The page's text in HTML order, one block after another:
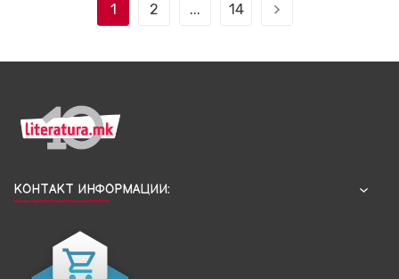
1 2 ... 14
КОНТАКТ ИНФОРМАЦИИ: